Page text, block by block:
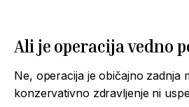
Ali je operacija vedno
Ne, operacija je običajno zadnja
konzervativno zdravljenje ni